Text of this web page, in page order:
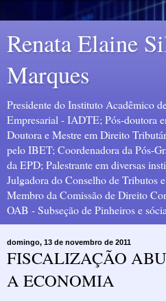
Renata Elaine
Marques
Presidente do Instituto Acadêmico
Empresarial - IADTE; Pós-doutora
Doutora e Mestre em Direito
pelo IBET; Coordenadora da Pós-
da EPD; Palestrante em diversas
Julgadora do Conselho de Tributos
Membro da Comissão de Direito
OAB - Subseção de Pinheiros e
domingo, 13 de novembro de 2011
FISCALIZAÇÃO
A ECONOMIA